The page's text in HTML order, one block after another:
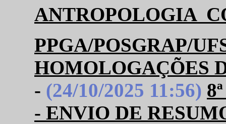
ANTROPOLOGIA 
PPGA/POSGRAP/
HOMOLOGAÇÕES
- (24/10/2025 11:56)
- ENVIO DE